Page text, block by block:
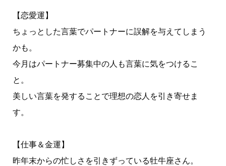
【恋愛運】
ちょっとした言葉でパートナーに誤解を与えてしまう
かも。
今月はパートナー募集中の人も言葉に気をつけるこ
と。
美しい言葉を発することで理想の恋人を引き寄せま
す。
【仕事＆金運】
昨年末からの忙しさを引きずっている牡牛座さん。